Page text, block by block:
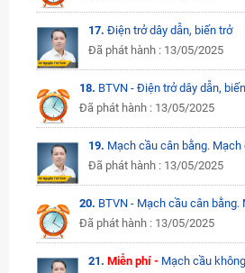
17. Điện trở dây dẫn, biến trở
Đã phát hành : 13/05/2025
18. BTVN - Điện trở dây dẫn,
Đã phát hành : 13/05/2025
19. Mạch cầu cân bằng. Mạch
Đã phát hành : 13/05/2025
20. BTVN - Mạch cầu cân
Đã phát hành : 13/05/2025
21. Miễn phí - Mạch cầu